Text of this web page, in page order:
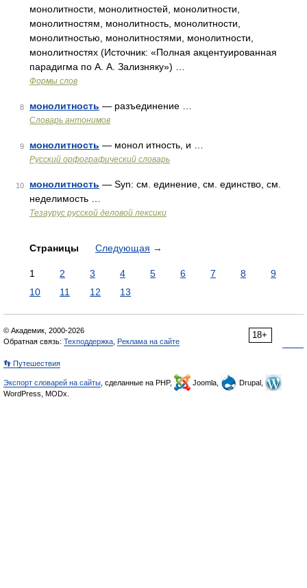
монолитности, монолитностей, монолитности,
монолитностям, монолитность, монолитности,
монолитностью, монолитностями, монолитности,
монолитностях (Источник: «Полная акцентуированная
парадигма по А. А. Зализняку») …
Формы слов
8 монолитность — разъединение …
Словарь антонимов
9 монолитность — монол итность, и …
Русский орфографический словарь
10 монолитность — Syn: см. единение, см. единство, см.
неделимость …
Тезаурус русской деловой лексики
Страницы Следующая →
1 2 3 4 5 6 7 8
9
10
11 12 13
18+
© Академик, 2000-2026
Обратная связь: Техподдержка Реклама на сайте
👣 Путешествия
Экспорт словарей на сайты , сделанные на PHP, Joomla,
Drupal,
WordPress, MODx.